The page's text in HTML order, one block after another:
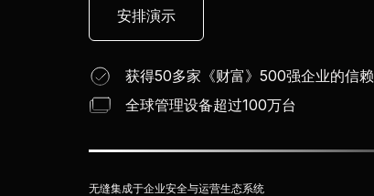
安排演示
获得50多家《财富》500强企业的信赖
全球管理设备超过100万台
无缝集成于企业安全与运营生态系统